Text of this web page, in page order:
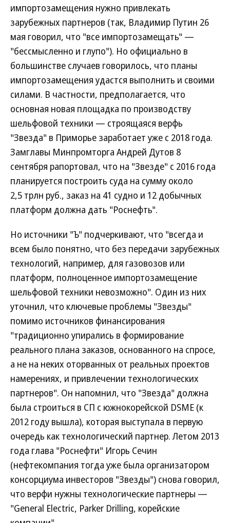
импортозамещения нужно привлекать
зарубежных партнеров (так, Владимир Путин 26
мая говорил, что "все импортозамещать" —
"бессмысленно и глупо"). Но официально в
большинстве случаев говорилось, что планы
импортозамещения удастся выполнить и своими
силами. В частности, предполагается, что
основная новая площадка по производству
шельфовой техники — строящаяся верфь
"Звезда" в Приморье заработает уже с 2018 года.
Замглавы Минпромторга Андрей Дутов 8
сентября рапортовал, что на "Звезде" с 2016 года
планируется построить суда на сумму около
2,5 трлн руб., заказ на 41 судно и 12 добычных
платформ должна дать "Роснефть".
Но источники "Ъ" подчеркивают, что "всегда и
всем было понятно, что без передачи зарубежных
технологий, например, для газовозов или
платформ, полноценное импортозамещение
шельфовой техники невозможно". Один из них
уточнил, что ключевые проблемы "Звезды"
помимо источников финансирования
"традиционно упирались в формирование
реального плана заказов, основанного на спросе,
а не на неких оторванных от реальных проектов
намерениях, и привлечении технологических
партнеров". Он напомнил, что "Звезда" должна
была строиться в СП с южнокорейской DSME (к
2012 году вышла), которая выступала в первую
очередь как технологический партнер. Летом 2013
года глава "Роснефти" Игорь Сечин
(нефтекомпания тогда уже была организатором
консорциума инвесторов "Звезды") снова говорил,
что верфи нужны технологические партнеры —
"General Electric, Parker Drilling, корейские